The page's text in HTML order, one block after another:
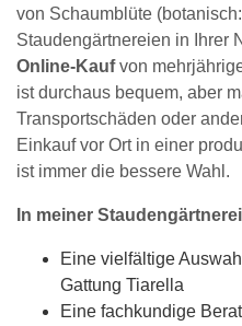
von Schaumblüte
Staudengärtnereien in Ihrer
Online-Kaufvon
ist durchaus bequem, aber
Transportschäden oder
Einkauf vor Ort in einer
ist immer die bessere Wahl.
In meiner
Eine vielfältige
Gattung Tiarella
Eine fachkundige